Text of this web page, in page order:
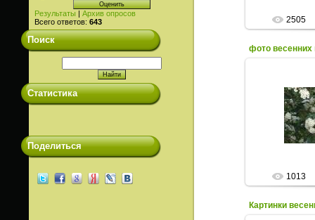
Результаты | Архив опросов
Всего ответов: 643
Поиск
Статистика
Поделиться
2505
фото весенних
Фото
цветущих
1013
Картинки